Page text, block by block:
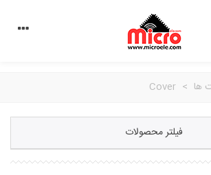
ها >
Cover
فیلتر محصولات